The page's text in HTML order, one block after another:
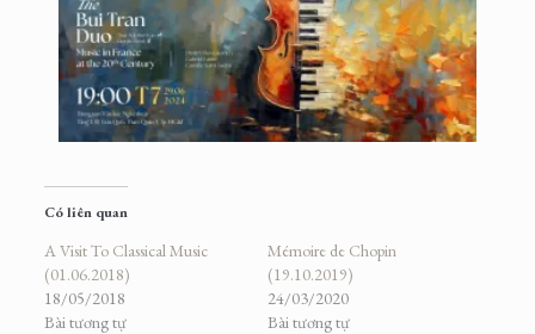
Có liên quan
A Visit To Classical Music
(01.06.2018)
18/05/2018
Bài tương tự
Mémoire de Chopin
(19.10.2019)
24/03/2020
Bài tương tự